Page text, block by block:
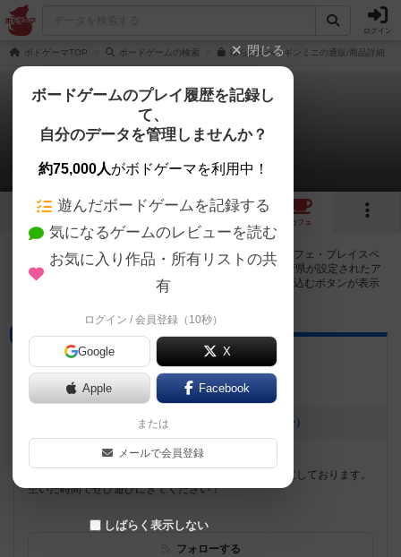
ログイン
ボドゲーマTOP ボードゲームの検索 ゆらゆらペンギンミニの通販/商品詳細
ゆらゆらペンギンミニ
12店のカフェ/スペースが提供中
2 1
カフェ
ゆらゆらペンギンミニで遊ぶことができるボードゲームカフェ・プレイスペ
ースが12店登録されています。公開プロフィールの都道府県が設定されたア
カウントでログインすると、同じ都道府県内の店舗に絞り込むボタンが表示
ボードゲームカフェ
Sonnen Spiele
愛知県名古屋市天白区八事山６４１
[NEW] 8月営業カレンダー（2026年07月17日 13時19分）
遊べるボードゲーム
1353個
名城大学徒歩１分！！ ３０分～の料金プランをご用意しております。
空いた時間でぜひ遊びにきてください！
フォローする
閉じる
ボードゲームのプレイ履歴を記録し
て、
自分のデータを管理しませんか？
約75,000人がボドゲーマを利用中！
遊んだボードゲームを記録する
気になるゲームのレビューを読む
お気に入り作品・所有リストの共
有
ログイン / 会員登録（10秒）
Google X
Apple Facebook
または
メールで会員登録
しばらく表示しない